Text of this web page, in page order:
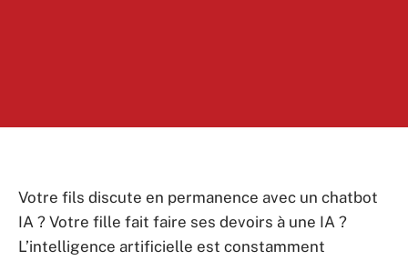
Votre fils discute en permanence avec un chatbot
IA ? Votre fille fait faire ses devoirs à une IA ?
L’intelligence artificielle est constamment